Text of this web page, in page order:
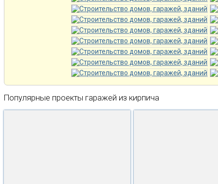
Популярные проекты гаражей из кирпича